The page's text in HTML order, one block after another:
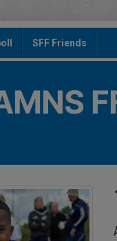
SFF Friends